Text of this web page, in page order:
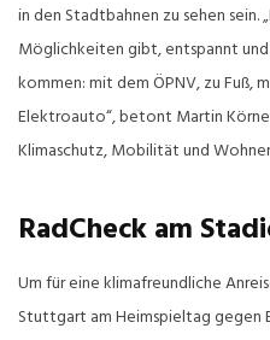
in den Stadtbahnen zu sehen sein.
Möglichkeiten gibt, entspannt
kommen: mit dem ÖPNV, zu Fuß,
Elektroauto“, betont Martin
Klimaschutz, Mobilität und
RadCheck am
Um für eine klimafreundliche
Stuttgart am Heimspieltag gegen